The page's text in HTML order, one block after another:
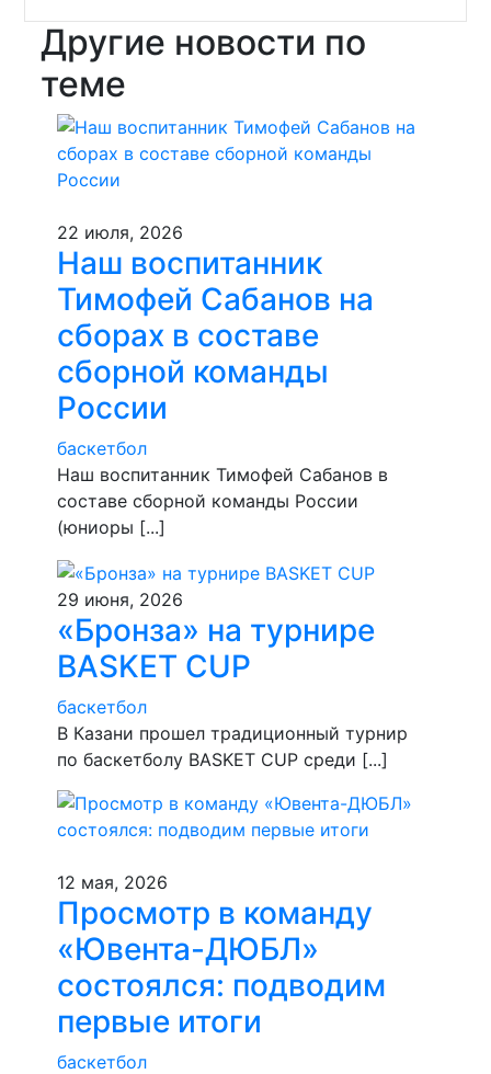
Другие новости по
теме
22 июля, 2026
Наш воспитанник
Тимофей Сабанов на
сборах в составе
сборной команды
России
баскетбол
Наш воспитанник Тимофей Сабанов в
составе сборной команды России
(юниоры [...]
29 июня, 2026
«Бронза» на турнире
BASKET CUP
баскетбол
В Казани прошел традиционный турнир
по баскетболу BASKET CUP среди [...]
12 мая, 2026
Просмотр в команду
«Ювента-ДЮБЛ»
состоялся: подводим
первые итоги
баскетбол